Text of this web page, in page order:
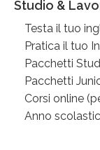
Studio &
Testa il tuo
Pratica il tuo
Pacchetti
Pacchetti
Corsi online
Anno